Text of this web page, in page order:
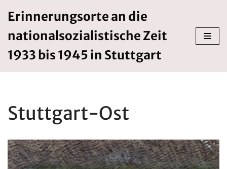
Inhalt
springen
Erinnerungsorte an die
nationalsozialistische Zeit
1933 bis 1945 in Stuttgart
Stuttgart-Ost